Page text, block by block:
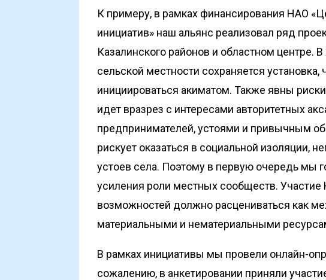
К примеру, в рамках финансирования НАО
инициатив» наш альянс реализовал ряд
Казалинского районов и областном центре.
сельской местности сохраняется
инициироваться акиматом. Также явны
идет вразрез с интересами авторитетных
предпринимателей, устоями и привычным
рискует оказаться в социальной изоляции,
устоев села. Поэтому в первую очередь мы
усиления роли местных сообществ.
возможностей должно расцениваться как
материальными и нематериальными
В рамках инициативы мы провели онлайн-
сожалению, в анкетировании приняли